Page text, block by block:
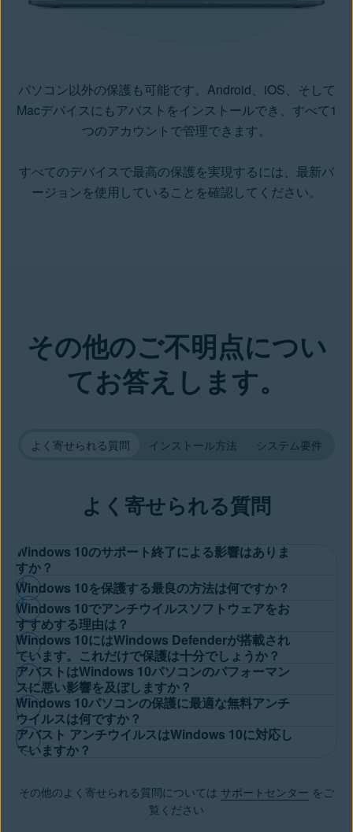
パソコン以外の保護も可能です。Android、iOS、そして
Macデバイスにもアバストをインストールでき、すべて1
つのアカウントで管理できます。
すべてのデバイスで最高の保護を実現するには、最新バ
ージョンを使用していることを確認してください。
その他のご不明点につい
てお答えします。
よく寄せられる質問 インストール方法 システム要件
よく寄せられる質問
Windows 10のサポート終了による影響はありま
すか？
Windows 10のサポートは2025月10月14日に終了しました。この
ため、今後はMicrosoftからセキュリティパッチ、拡張機能、サポ
ートの提供はありません。これによる脆弱性を埋めるために、ア
バストはリアルタイム保護の提供を続けています。当社の更新プ
ログラムは今もなおWindows 10に完全に対応しています。
Windows 10を保護する最良の方法は何ですか？
高い評価を受けているWindows 10用の
ウンロードしてください。Avast Oneの無料アンチウイルスは、
ウイルスやランサムウェアなど、すべてのマルウェアからデバイ
スを保護します。完全なオンラインプライバシーを実現するに
は、当社のWindows 10対応VPNをご使用ください。
Windows 10でアンチウイルスソフトウェアをお
すすめする理由は？
Windows 10に搭載されているセキュリティ機能は基本的なもの
であり、ネット上での安全性を確保するには不十分であることが
多いです。 Avast Oneの無料アンチウイルスでは、標準搭載のセ
キュリティ対策よりも優れた高度な保護機能を利用でき、処理速
度を低下させることなく、パソコンやノートパソコンを包括的に
保護できます。ランサムウェア対策や高度スキャンによるルート
キット検出など、標準搭載のセキュリティ対策にはない機能を備
Microsoftの拡張セキュリティ更新（ESU）では、OSレベルでの
追加パッチの提供を受けることはできますが、アバスト アンチ
Windows 10にはWindows Defenderが搭載され
ています。これだけで保護は十分でしょうか？
いいえ。 ハッカーやマルウェアのプログラマ
Defenderなどの組み込みのウイルス対策ソフトウェアに精通し
てきており、多くの場合、それらを回避する脅威を設計できま
す。Microsoft Defenderの場合、今もWindows 10やその他の古い
システム上で検出機能や保護機能を利用できますが、サポートが
安全性が低下し、一部の新機能を利用できない場合があります。
このため、最新のネット上の脅威に先回りして対応することが難
アバストはWindows 10パソコンのパフォーマン
スに悪い影響を及ぼしますか？
悪影響はありません。アバストの
ンチウイルスは、軽量で操作がしやすいように一から設計され
ており、パソコンのパフォーマンスにほとんど影響を与えること
他の脅威のないパソコン をご利用いただけます。
Windows 10パソコンの保護に最適な無料アンチ
ウイルスは何ですか？
Windowsに最適な無料アンチウイルスは、最終的にはお客様の好
イルスをお探しでしたら、Avast Oneの無料アンチウイルスが最
アバスト アンチウイルスはWindows 10に対応し
ていますか？
います。高度なセキュリティ機能を使用してデバイスを保護でき
ます。Web閲覧時の安全性やパソコンのパフォーマンスも高まり
その他のよく寄せられる質問については サポートセンター をご
覧ください